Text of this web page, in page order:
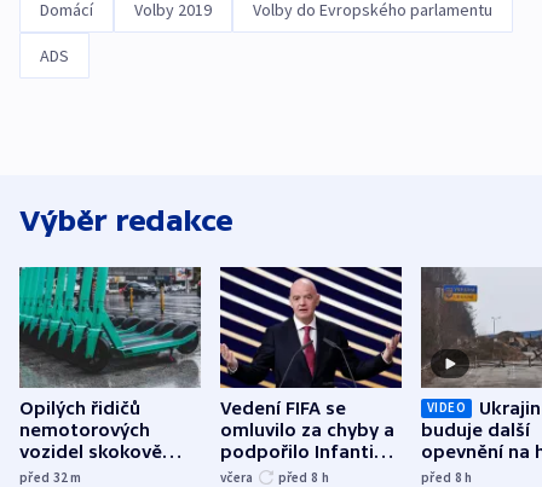
Domácí Volby 2019 Volby do Evropského parlamentu
ADS
Výběr redakce
Opilých řidičů
nemotorových
vozidel skokově
přibylo, nejvíc ve
před 32m
Vedení FIFA se
omluvilo za chyby a
podpořilo Infantina.
UEFA trvá na
včera před 8 h
VIDEO
buduje další
opevnění na
s Běloruskem
před 8h